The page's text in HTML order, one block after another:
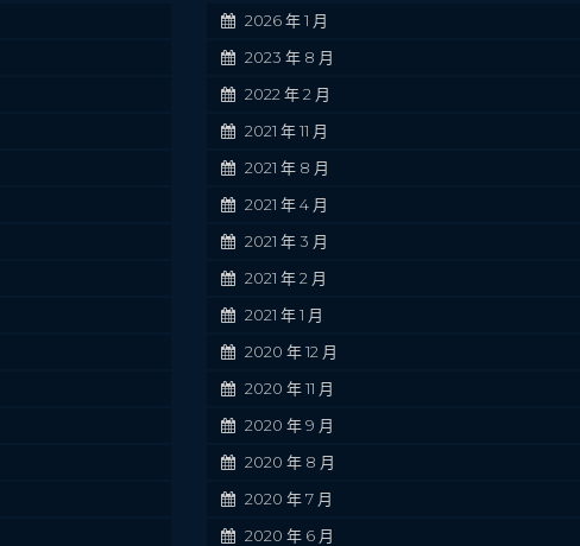
2026 年 1 月
2023 年 8 月
2022 年 2 月
2021 年 11 月
2021 年 8 月
2021 年 4 月
2021 年 3 月
2021 年 2 月
2021 年 1 月
2020 年 12 月
2020 年 11 月
2020 年 9 月
2020 年 8 月
2020 年 7 月
2020 年 6 月